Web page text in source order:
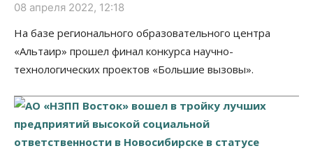
08 апреля 2022, 12:18
На базе регионального образовательного центра
«Альтаир» прошел финал конкурса научно-
технологических проектов «Большие вызовы».